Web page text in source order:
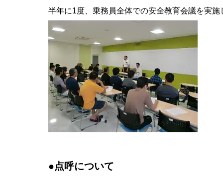
半年に1度、乗務員全体での安全教育会議を実施
●点呼について